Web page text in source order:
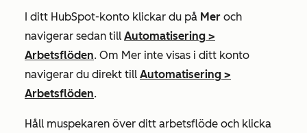
I ditt HubSpot-konto klickar du på Mer och
navigerar sedan till Automatisering >
Arbetsflöden. Om Mer inte visas i ditt konto
navigerar du direkt till Automatisering >
Arbetsflöden.
Håll muspekaren över ditt arbetsflöde och klicka